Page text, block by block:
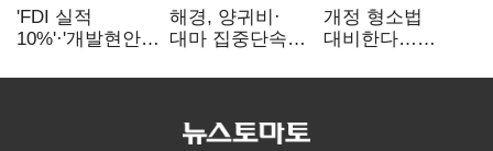
'FDI 실적
10%'·'개발현안
인천경제청장
해경, 양귀비·
대마 집중단속…
249명 검거
개정 형소법
대비한다…
'수사혁신TF'